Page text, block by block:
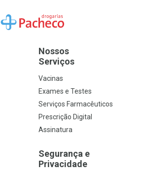
Ir para a Home
Nossos
Serviços
Vacinas
Exames e Testes
Serviços Farmacêuticos
Prescrição Digital
Assinatura
Segurança e
Privacidade